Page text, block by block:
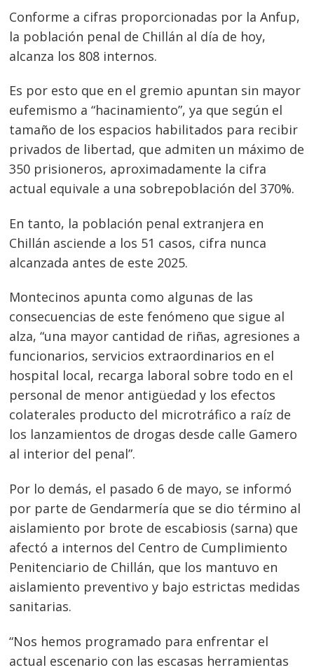
Conforme a cifras proporcionadas por la Anfup,
la población penal de Chillán al día de hoy,
alcanza los 808 internos.
Es por esto que en el gremio apuntan sin mayor
eufemismo a “hacinamiento”, ya que según el
tamaño de los espacios habilitados para recibir
privados de libertad, que admiten un máximo de
350 prisioneros, aproximadamente la cifra
actual equivale a una sobrepoblación del 370%.
En tanto, la población penal extranjera en
Chillán asciende a los 51 casos, cifra nunca
alcanzada antes de este 2025.
Montecinos apunta como algunas de las
consecuencias de este fenómeno que sigue al
alza, “una mayor cantidad de riñas, agresiones a
funcionarios, servicios extraordinarios en el
hospital local, recarga laboral sobre todo en el
personal de menor antigüedad y los efectos
colaterales producto del microtráfico a raíz de
los lanzamientos de drogas desde calle Gamero
al interior del penal”.
Por lo demás, el pasado 6 de mayo, se informó
por parte de Gendarmería que se dio término al
aislamiento por brote de escabiosis (sarna) que
afectó a internos del Centro de Cumplimiento
Penitenciario de Chillán, que los mantuvo en
aislamiento preventivo y bajo estrictas medidas
sanitarias.
“Nos hemos programado para enfrentar el
actual escenario con las escasas herramientas